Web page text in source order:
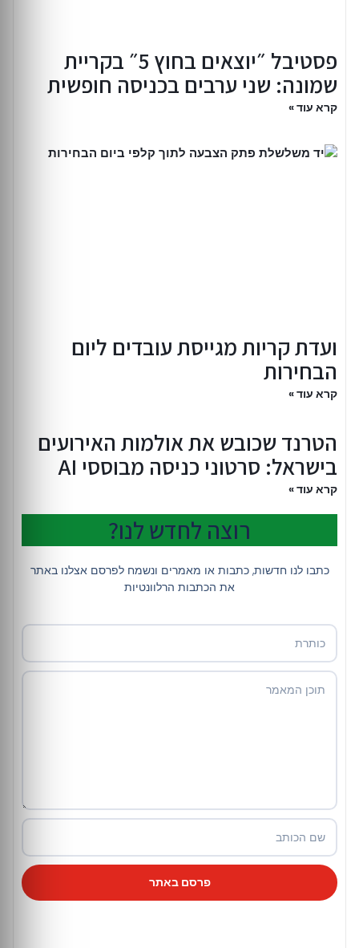
פסטיבל ״יוצאים בחוץ 5״ בקריית
שמונה: שני ערבים בכניסה חופשית
קרא עוד »
ועדת קריות מגייסת עובדים ליום
הבחירות
קרא עוד »
הטרנד שכובש את אולמות האירועים
בישראל: סרטוני כניסה מבוססי AI
קרא עוד »
רוצה לחדש לנו?
כתבו לנו חדשות, כתבות או מאמרים ונשמח לפרסם אצלנו באתר
את הכתבות הרלוונטיות
פרסם באתר